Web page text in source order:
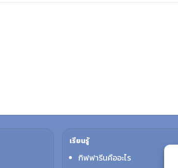
เรียนรู้
กิฟฟารีนคืออะไร